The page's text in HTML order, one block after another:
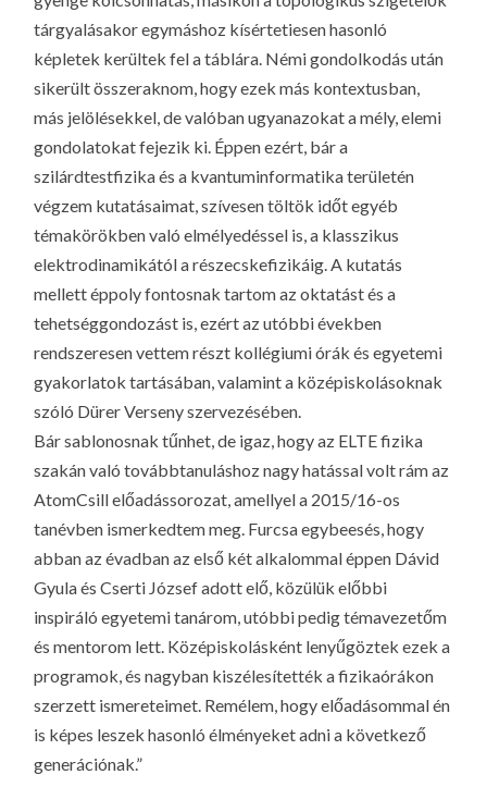
tárgyalásakor egymáshoz kísértetiesen hasonló
képletek kerültek fel a táblára. Némi gondolkodás után
sikerült összeraknom, hogy ezek más kontextusban,
más jelölésekkel, de valóban ugyanazokat a mély, elemi
gondolatokat fejezik ki. Éppen ezért, bár a
szilárdtestfizika és a kvantuminformatika területén
végzem kutatásaimat, szívesen töltök időt egyéb
témakörökben való elmélyedéssel is, a klasszikus
elektrodinamikától a részecskefizikáig. A kutatás
mellett éppoly fontosnak tartom az oktatást és a
tehetséggondozást is, ezért az utóbbi években
rendszeresen vettem részt kollégiumi órák és egyetemi
gyakorlatok tartásában, valamint a középiskolásoknak
szóló Dürer Verseny szervezésében.
Bár sablonosnak tűnhet, de igaz, hogy az ELTE fizika
szakán való továbbtanuláshoz nagy hatással volt rám az
AtomCsill előadássorozat, amellyel a 2015/16-os
tanévben ismerkedtem meg. Furcsa egybeesés, hogy
abban az évadban az első két alkalommal éppen Dávid
Gyula és Cserti József adott elő, közülük előbbi
inspiráló egyetemi tanárom, utóbbi pedig témavezetőm
és mentorom lett. Középiskolásként lenyűgöztek ezek a
programok, és nagyban kiszélesítették a fizikaórákon
szerzett ismereteimet. Remélem, hogy előadásommal én
is képes leszek hasonló élményeket adni a következő
generációnak.”